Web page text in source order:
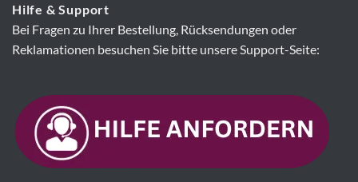
Hilfe & Support
Bei Fragen zu Ihrer Bestellung, Rücksendungen oder
Reklamationen besuchen Sie bitte unsere Support-Seite: